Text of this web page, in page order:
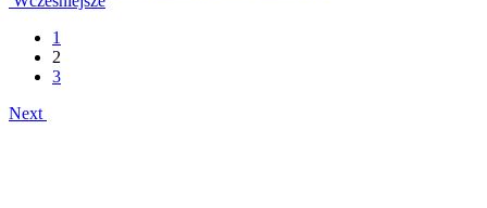
1
2
3
Next